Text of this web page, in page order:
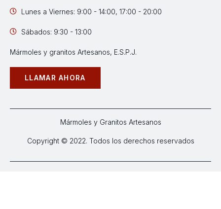
Lunes a Viernes: 9:00 - 14:00, 17:00 - 20:00
Sábados: 9:30 - 13:00
Mármoles y granitos Artesanos, E.S.P.J.
LLAMAR AHORA
Mármoles y Granitos Artesanos
Copyright © 2022. Todos los derechos reservados